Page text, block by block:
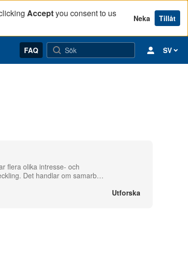
Acceptyou consent to us
Neka Tillåt
FAQ SV
flera olika intresse- och
Det handlar om samarb…
Utforska